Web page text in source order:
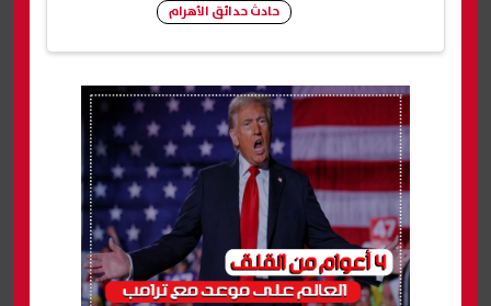
حادث حدائق الأهرام